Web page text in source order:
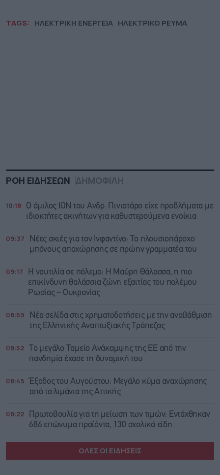
TAGS: ΗΛΕΚΤΡΙΚΗ ΕΝΕΡΓΕΙΑ ΗΛΕΚΤΡΙΚΟ ΡΕΥΜΑ
ΡΟΗ ΕΙΔΗΣΕΩΝ ΔΗΜΟΦΙΛΗ
10:18
Ο όμιλος ΙΟΝ του Ανδρ. Πινιατάρο είχε προβλήματα με
ιδιοκτήτες ακινήτων για καθυστερούμενα ενοίκια
09:37
Νέες σκιές για τον Ινφαντίνο: Το πλουσιοπάροχο
μπόνους αποχώρησης σε πρώην γραμματέα του
09:17
Η ναυτιλία σε πόλεμο: Η Μαύρη Θάλασσα, η πιο
επικίνδυνη θαλάσσια ζώνη εξαιτίας του πολέμου
Ρωσίας – Ουκρανίας
08:59
Νέα σελίδα στις χρηματοδοτήσεις με την αναβάθμιση
της Ελληνικής Αναπτυξιακής Τράπεζας
08:52
Το μεγάλο Ταμείο Ανάκαμψης της ΕΕ από την
πανδημία έχασε τη δυναμική του
08:45
Έξοδος του Αυγούστου: Μεγάλο κύμα αναχώρησης
από τα λιμάνια της Αττικής
08:22
Πρωτοβουλία για τη μείωση των τιμών: Εντάχθηκαν
686 επώνυμα προϊόντα, 130 σχολικά είδη
ΟΛΕΣ ΟΙ ΕΙΔΗΣΕΙΣ